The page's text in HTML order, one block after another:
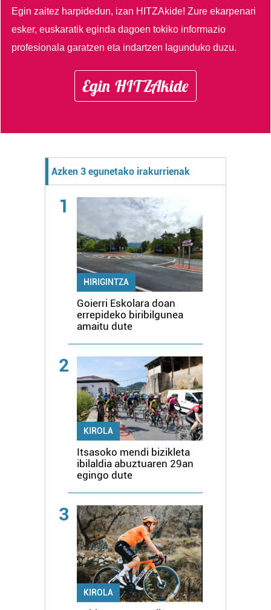
Egin zaitez harpidedun, izan HITZAkide!Zure ekarpenari
esker, euskaratik eginda dagoen tokiko informazio
profesionala garatzen eta indartzen lagunduko duzu.
Egin HITZAkide
Azken 3 egunetako irakurrienak
1
HIRIGINTZA
Goierri Eskolara doan
errepideko biribilgunea
amaitu dute
2
KIROLA
Itsasoko mendi bizikleta
ibilaldia abuztuaren 29an
egingo dute
3
KIROLA